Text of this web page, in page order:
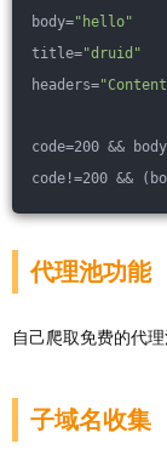
body="hello"
title="druid"
headers=
code=200 &&
code!=200 &&
代理池功能
自己爬取免费的代
子域名收集